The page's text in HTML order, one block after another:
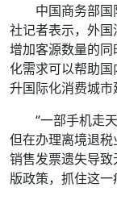
中国商务部
社记者表示，外
增加客源数量的
化需求可以帮助
升国际化消费城市
“一部手机走
但在办理离境退
销售发票遗失导
版政策，抓住这一